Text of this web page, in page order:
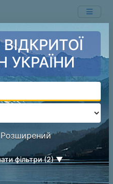
УКРАЇНИ
Розширений
фільтри (2)